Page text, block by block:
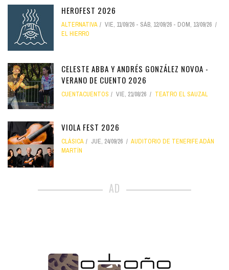
HEROFEST 2026
ALTERNATIVA VIE, 11/09/26 - SÁB, 12/09/26 - DOM, 13/09/26
EL HIERRO
CELESTE ABBA Y ANDRÉS GONZÁLEZ NOVOA -
VERANO DE CUENTO 2026
CUENTACUENTOS VIE, 21/08/26 TEATRO EL SAUZAL
VIOLA FEST 2026
CLÁSICA JUE, 24/09/26
AUDITORIO DE TENERIFE ADÁN
MARTÍN
AD